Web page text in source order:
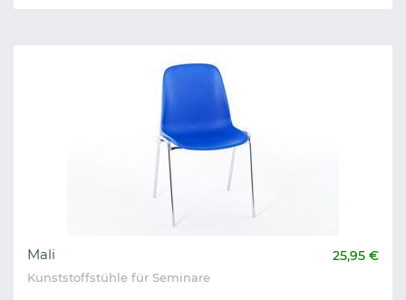
Mali 25,95 €
Kunststoffstühle für Seminare